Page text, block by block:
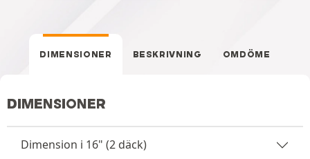
DIMENSIONER BESKRIVNING OMDÖME
DIMENSIONER
Dimension i 16" (2 däck)